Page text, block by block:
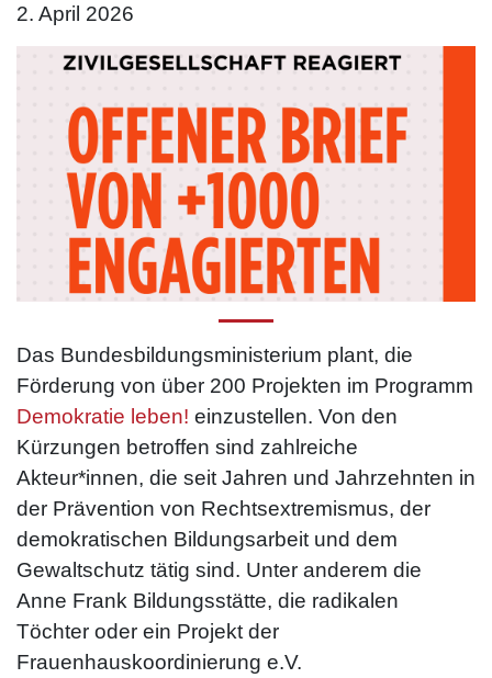
2. April 2026
Das Bundesbildungsministerium plant, die
Förderung von über 200 Projekten im Programm
Demokratie leben! einzustellen. Von den
Kürzungen betroffen sind zahlreiche
Akteur*innen, die seit Jahren und Jahrzehnten in
der Prävention von Rechtsextremismus, der
demokratischen Bildungsarbeit und dem
Gewaltschutz tätig sind. Unter anderem die
Anne Frank Bildungsstätte, die radikalen
Töchter oder ein Projekt der
Frauenhauskoordinierung e.V.